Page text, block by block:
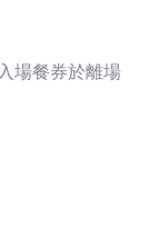
場餐券於離場